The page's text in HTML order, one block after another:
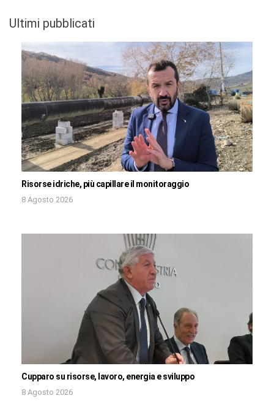
Ultimi pubblicati
Risorse idriche, più capillare il monitoraggio
8 Agosto 2026
Cupparo su risorse, lavoro, energia e sviluppo
8 Agosto 2026